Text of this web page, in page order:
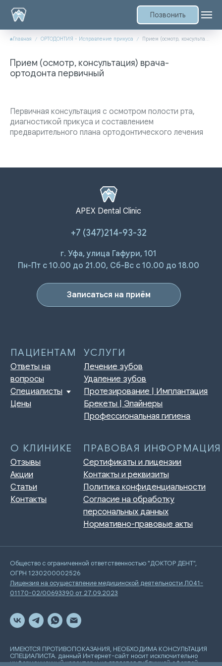
Позвонить
Главная ОРТОДОНТИЯ - Исправление прикуса Прием (осмотр, консультация) врача-ортодонта первичный
Прием (осмотр, консультация) врача-
ортодонта первичный
Первичная консультация с осмотром полости рта,
диагностикой прикуса и составлением
предварительного плана ортодонтического лечения
APEX Dental Clinic
+7 (347)214-93-32
г. Уфа, улица Гафури, 101
Пн-Пт с 10.00 до 21.00, Сб-Вс с 10.00 до 18.00
Записаться на приём
Ответы на
вопросы
УСЛУГИ
Лечение зубов
Удаление зубов
Профессиональная гигиена
Статьи
Контакты
Политика конфиденциальности
Согласие на обработку
персональных данных
Нормативно-правовые акты
Общество с ограниченной ответственностью "ДОКТОР ДЕНТ",
ОГРН 1230200002526
Лицензия на осуществление медицинской деятельности Л041-
01170-02/00693390 от 27.09.2023
ИМЕЮТСЯ ПРОТИВОПОКАЗАНИЯ, НЕОБХОДИМА КОНСУЛЬТАЦИЯ
СПЕЦИАЛИСТА. данный Интернет-сайт носит исключительно
информационный характер и не является публичной офертой,